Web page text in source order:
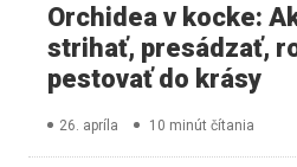
Orchidea v kocke:
strihať, presádzať,
pestovať do krásy
26. apríla 10 minút čítania